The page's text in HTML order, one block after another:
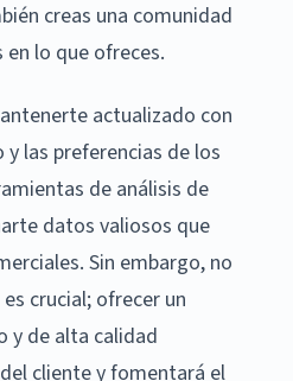
creas una comunidad
lo que ofreces.
actualizado con
las preferencias de los
de análisis de
datos valiosos que
Sin embargo, no
crucial; ofrecer un
y de alta calidad
cliente y fomentará el